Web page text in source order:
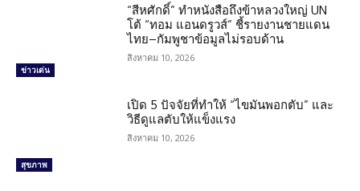
ข่าวเด่น
“สีหศักดิ์” ทำหนังสือถึงข้าหลวงใหญ่ UN
โต้ “ทอม แอนดรูวส์” ชี้รายงานชายแดน
ไทย–กัมพูชาข้อมูลไม่รอบด้าน
สิงหาคม 10, 2026
สุขภาพ
เปิด 5 ปัจจัยที่ทำให้ “ไขมันพอกตับ” และ
วิธีดูแลตับให้แข็งแรง
สิงหาคม 10, 2026